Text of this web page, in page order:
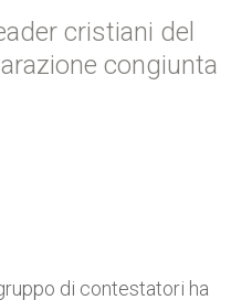
cristiani del
congiunta
di contestatori ha